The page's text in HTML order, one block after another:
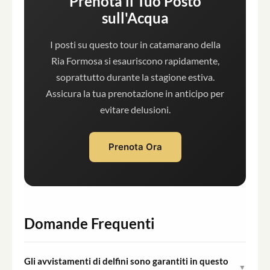
sull'Acqua
I posti su questo tour in catamarano della
Ria Formosa si esauriscono rapidamente,
soprattutto durante la stagione estiva.
Assicura la tua prenotazione in anticipo per
evitare delusioni.
Prenota Ora
Domande Frequenti
Gli avvistamenti di delfini sono garantiti in questo
▼